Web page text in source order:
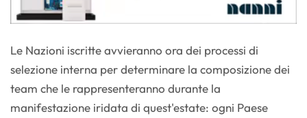
Le Nazioni iscritte avvieranno ora dei processi di
selezione interna per determinare la composizione dei
team che le rappresenteranno durante la
manifestazione iridata di quest'estate: ogni Paese